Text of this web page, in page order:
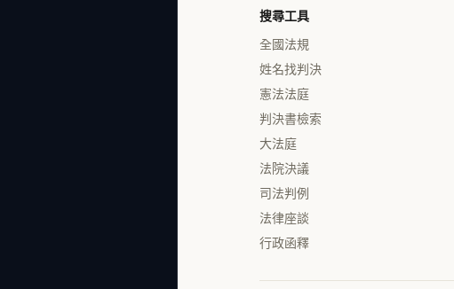
搜尋工具
全國法規
姓名找判決
憲法法庭
判決書檢索
大法庭
法院決議
司法判例
法律座談
行政函釋